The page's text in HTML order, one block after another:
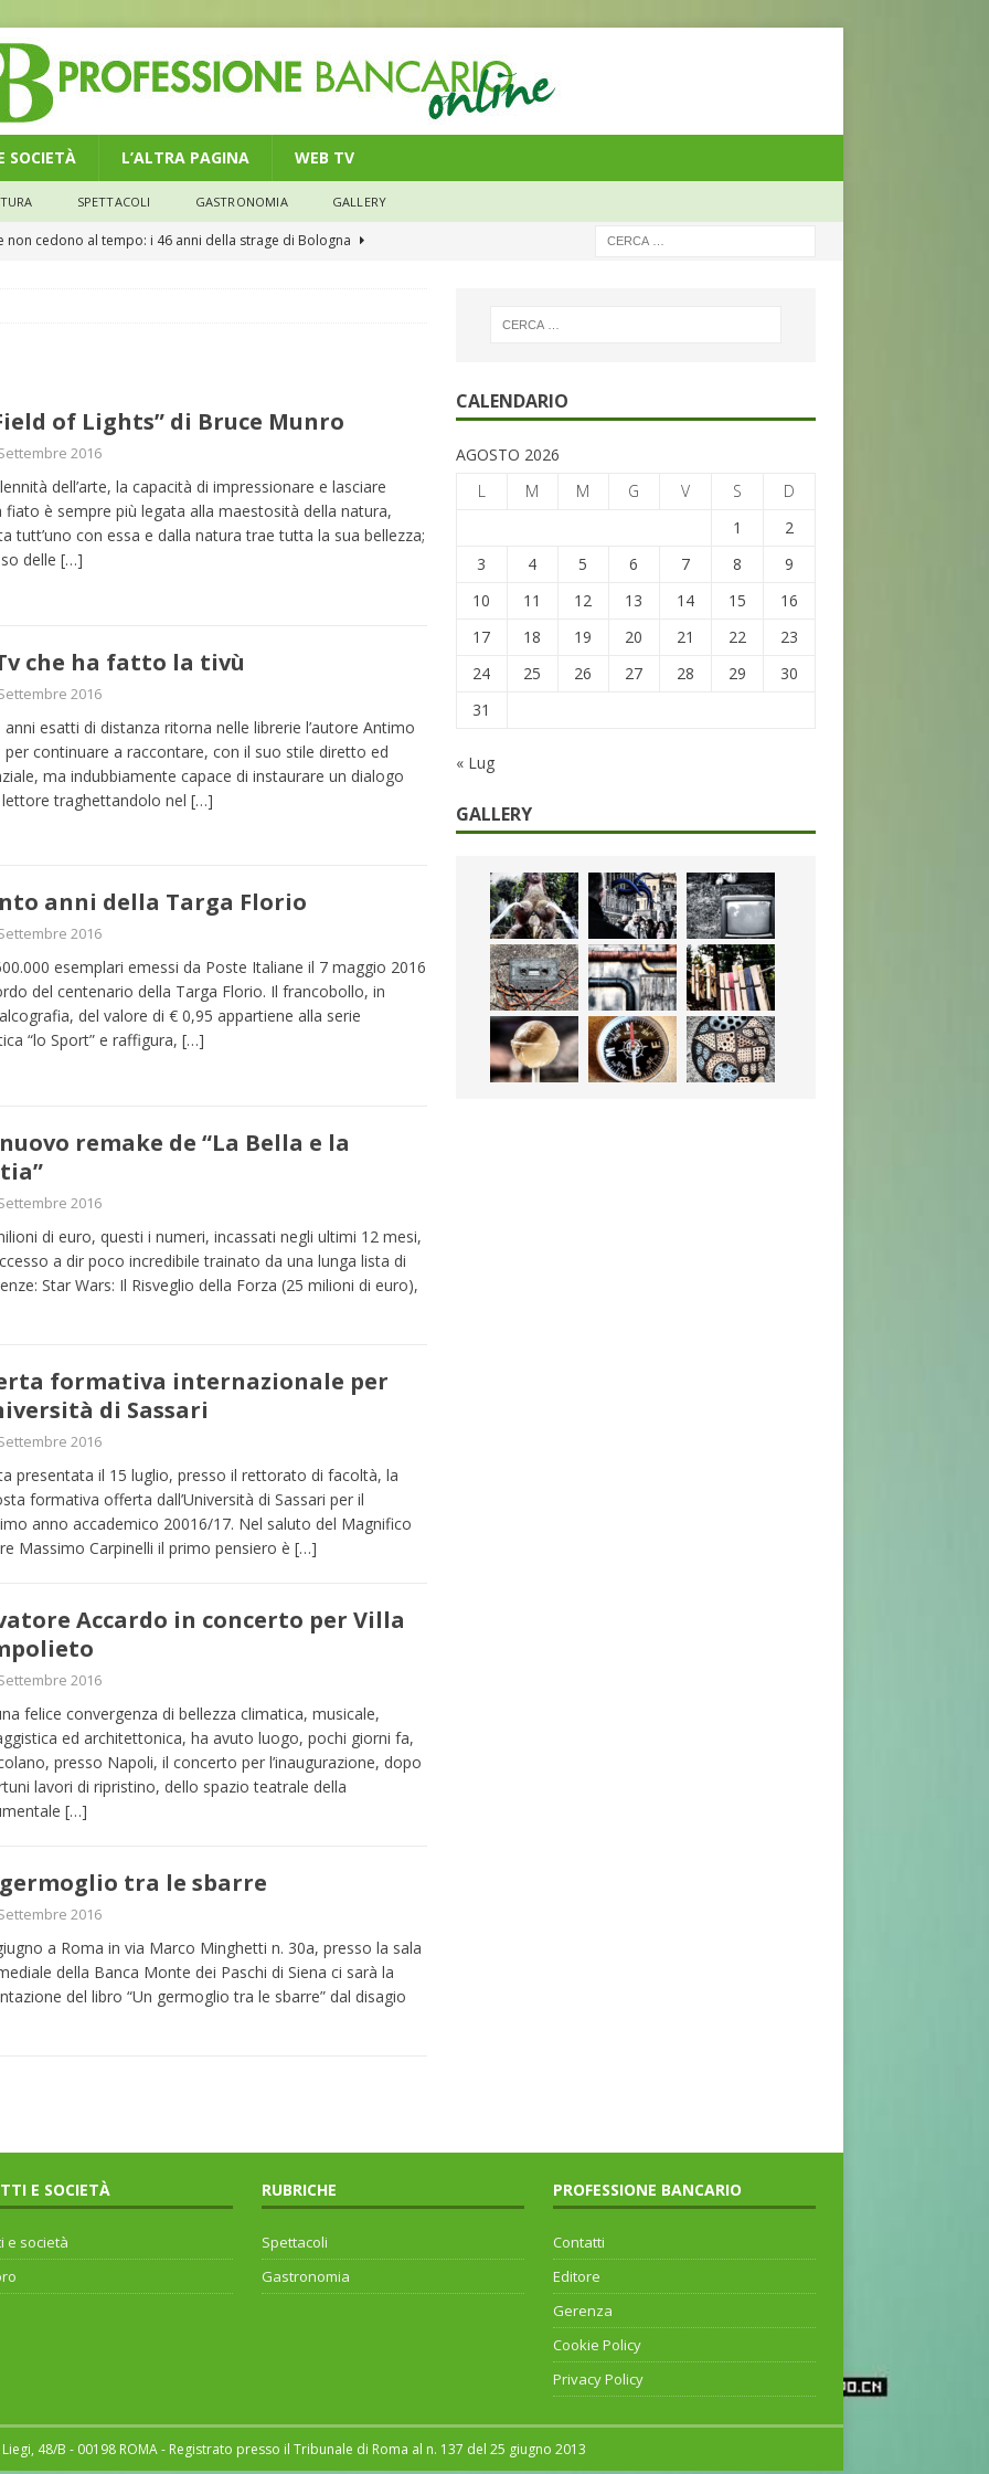
SOCIETÀ L’ALTRA PAGINA WEB TV
SPETTACOLI GASTRONOMIA GALLERY
non cedono al tempo: i 46 anni della strage di Bologna
num.16/2026 – Legge di Bilancio 2026 – Il nuovo limite di 5000
in denaro, ma anche i benefit aziendali
DIRITTI E SOCIETÀ
caregiver: la sfida quotidiana dell’assistenza tra ferie e rinunce
of Lights” di Bruce Munro
2016
dell’arte, la capacità di impressionare e lasciare
fiato è sempre più legata alla maestosità della natura,
tutt’uno con essa e dalla natura trae tutta la sua bellezza;
delle […]
che ha fatto la tivù
2016
anni esatti di distanza ritorna nelle librerie l’autore Antimo
per continuare a raccontare, con il suo stile diretto ed
ma indubbiamente capace di instaurare un dialogo
traghettandolo nel […]
anni della Targa Florio
2016
esemplari emessi da Poste Italiane il 7 maggio 2016
del centenario della Targa Florio. Il francobollo, in
del valore di € 0,95 appartiene alla serie
“lo Sport” e raffigura, […]
remake de “La Bella e la
2016
di euro, questi i numeri, incassati negli ultimi 12 mesi,
a dir poco incredibile trainato da una lunga lista di
Star Wars: Il Risveglio della Forza (25 milioni di euro),
formativa internazionale per
di Sassari
2016
presentata il 15 luglio, presso il rettorato di facoltà, la
formativa offerta dall’Università di Sassari per il
anno accademico 20016/17. Nel saluto del Magnifico
Massimo Carpinelli il primo pensiero è […]
Accardo in concerto per Villa
2016
felice convergenza di bellezza climatica, musicale,
ed architettonica, ha avuto luogo, pochi giorni fa,
presso Napoli, il concerto per l’inaugurazione, dopo
lavori di ripristino, dello spazio teatrale della
[…]
tra le sbarre
2016
a Roma in via Marco Minghetti n. 30a, presso la sala
della Banca Monte dei Paschi di Siena ci sarà la
del libro “Un germoglio tra le sbarre” dal disagio
CALENDARIO
AGOSTO 2026
L
M M G V S
D
1
2
3
4 5 6 7 8
9
10
11 12 13 14 15
16
17
18 19 20 21 22
23
24
25 26 27 28 29
30
31
« Lug
GALLERY
E SOCIETÀ
e società
RUBRICHE
Spettacoli
Gastronomia
PROFESSIONE BANCARIO
Contatti
Editore
Gerenza
Cookie Policy
Privacy Policy
48/B - 00198 ROMA - Registrato presso il Tribunale di Roma al n. 137 del 25 giugno 2013